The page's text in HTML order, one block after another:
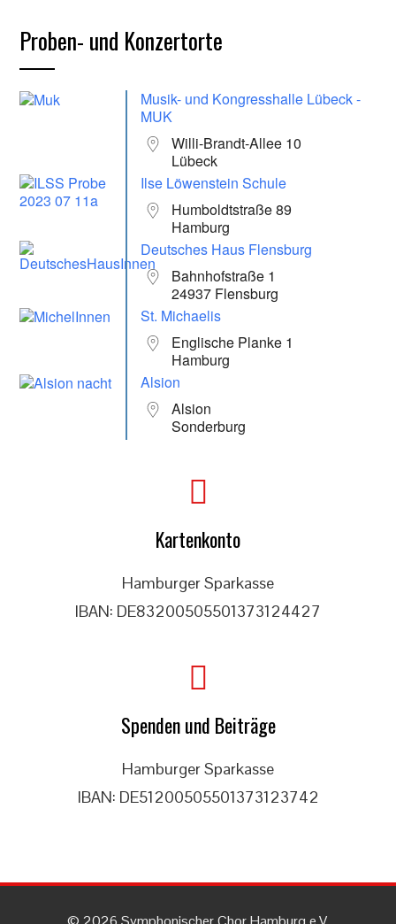
Proben- und Konzertorte
Musik- und Kongresshalle Lübeck -
MUK
Willi-Brandt-Allee 10
Lübeck
Ilse Löwenstein Schule
Humboldtstraße 89
Hamburg
Deutsches Haus Flensburg
Bahnhofstraße 1
24937 Flensburg
St. Michaelis
Englische Planke 1
Hamburg
Alsion
Alsion
Sonderburg
Kartenkonto
Hamburger Sparkasse
IBAN: DE83200505501373124427
Spenden und Beiträge
Hamburger Sparkasse
IBAN: DE51200505501373123742